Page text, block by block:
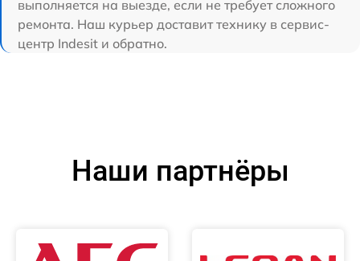
выполняется на выезде, если не требует сложного
ремонта. Наш курьер доставит технику в сервис-
центр Indesit и обратно.
Наши партнёры